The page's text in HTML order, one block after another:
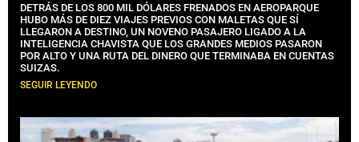
DETRÁS DE LOS 800 MIL DÓLARES FRENADOS EN AEROPARQUE
HUBO MÁS DE DIEZ VIAJES PREVIOS CON MALETAS QUE SÍ
LLEGARON A DESTINO, UN NOVENO PASAJERO LIGADO A LA
INTELIGENCIA CHAVISTA QUE LOS GRANDES MEDIOS PASARON
POR ALTO Y UNA RUTA DEL DINERO QUE TERMINABA EN CUENTAS
SUIZAS.
SEGUIR LEYENDO